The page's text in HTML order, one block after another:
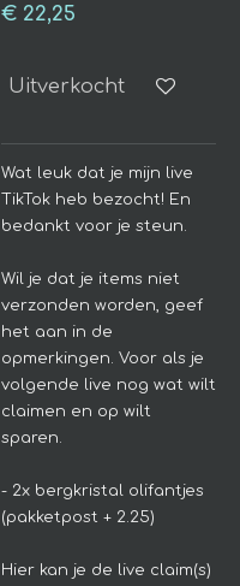
€ 22,25
Uitverkocht
Wat leuk dat je mijn live
TikTok heb bezocht! En
bedankt voor je steun.
Wil je dat je items niet
verzonden worden, geef
het aan in de
opmerkingen. Voor als je
volgende live nog wat wilt
claimen en op wilt
sparen.
- 2x bergkristal olifantjes
(pakketpost + 2.25)
Hier kan je de live claim(s)